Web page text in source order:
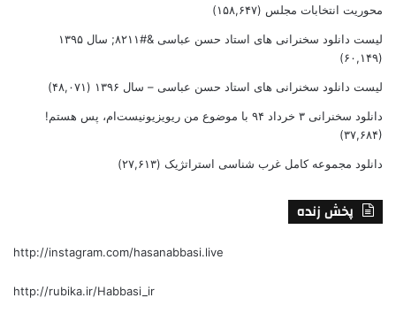
محوریت انتخابات مجلس (۱۵۸,۶۴۷)
لیست دانلود سخنرانی های استاد حسن عباسی &#۸۲۱۱; سال ۱۳۹۵
(۶۰,۱۴۹)
لیست دانلود سخنرانی های استاد حسن عباسی – سال ۱۳۹۶ (۴۸,۰۷۱)
دانلود سخنرانی ۳ خرداد ۹۴ با موضوع من ریویزیونیست‌ام، پس هستم!
(۳۷,۶۸۴)
دانلود مجموعه کامل غرب شناسی استراتژیک (۲۷,۶۱۳)
پخش زنده
http://instagram.com/hasanabbasi.live
http://rubika.ir/Habbasi_ir